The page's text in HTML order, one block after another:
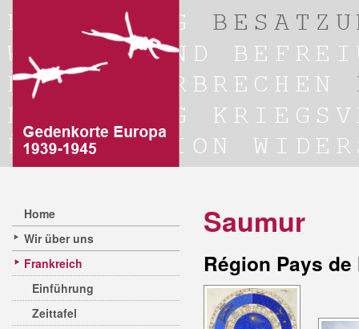
Home
Wir über uns
Frankreich
Einführung
Zeittafel
Saumur
Région Pays